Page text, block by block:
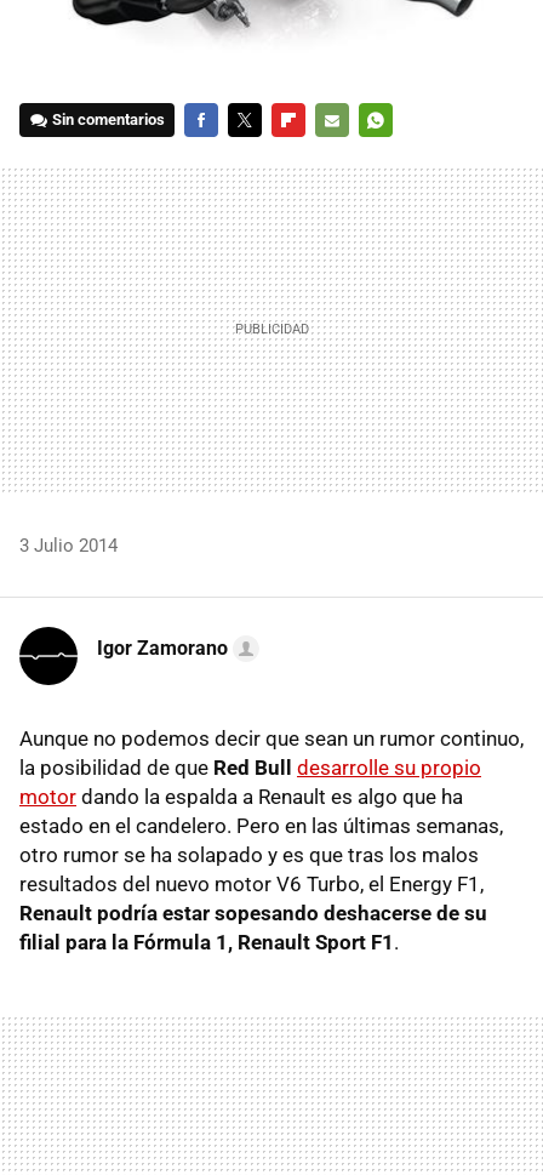
Sin comentarios
MAIL
3 Julio 2014
Igor Zamorano
Aunque no podemos decir que sean un rumor continuo,
la posibilidad de que Red Bull desarrolle su propio
motor dando la espalda a Renault es algo que ha
estado en el candelero. Pero en las últimas semanas,
otro rumor se ha solapado y es que tras los malos
resultados del nuevo motor V6 Turbo, el Energy F1,
Renault podría estar sopesando deshacerse de su
filial para la Fórmula 1, Renault Sport F1 .